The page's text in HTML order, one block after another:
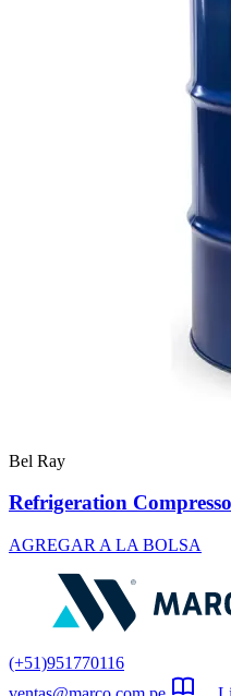
Bel Ray
Refrigeration
AGREGAR A LA BOLSA
(+51)951770116